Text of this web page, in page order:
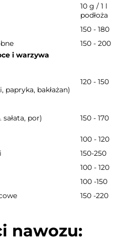
10 g / 1 l
podłoża
150 - 180
150 - 200
i warzywa
bakłażan)
120 - 150
por) 150 - 170
100 - 120
150-250
100 - 120
100 -150
150 -220
nawozu: